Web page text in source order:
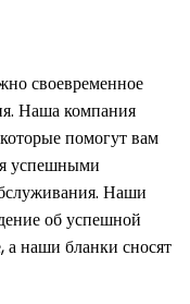
своевременное
Наша компания
помогут вам
успешными
Наши
об успешной
а наши бланки сносят